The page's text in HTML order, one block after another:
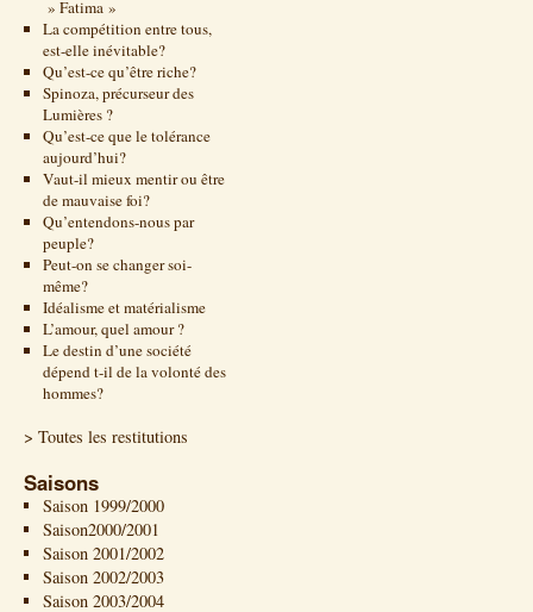
» Fatima »
La compétition entre tous,
est-elle inévitable?
Qu’est-ce qu’être riche?
Spinoza, précurseur des
Lumières ?
Qu’est-ce que le tolérance
aujourd’hui?
Vaut-il mieux mentir ou être
de mauvaise foi?
Qu’entendons-nous par
peuple?
Peut-on se changer soi-
même?
Idéalisme et matérialisme
L’amour, quel amour ?
Le destin d’une société
dépend t-il de la volonté des
hommes?
> Toutes les restitutions
Saisons
Saison 1999/2000
Saison2000/2001
Saison 2001/2002
Saison 2002/2003
Saison 2003/2004